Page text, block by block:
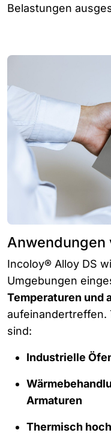
Belastungen
Anwendungen
Incoloy® Alloy DS
Umgebungen
Temperaturen und
aufeinandertreffen.
sind:
Industrielle
Armaturen
Thermisch